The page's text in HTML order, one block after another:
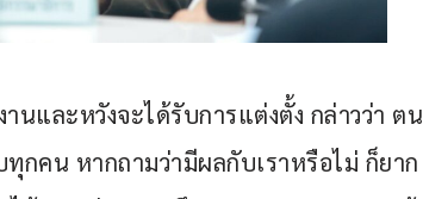
นและหวังจะได้รับการแต่งตั้ง กล่าวว่า ตน
ทุกคน หากถามว่ามีผลกับเราหรือไม่ ก็ยาก